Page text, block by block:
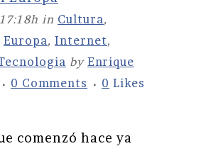
in Cultura,
Europa, Internet,
by Enrique
0 Comments 0 Likes
comenzó hace ya